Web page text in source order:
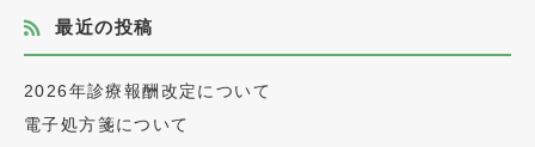
最近の投稿
2026年診療報酬改定について
電子処方箋について